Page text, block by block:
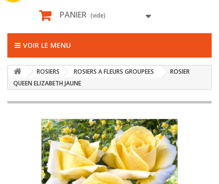
PANIER (vide)
VOIR LE MENU
ROSIERS ROSIERS A FLEURS GROUPEES
ROSIER
QUEEN ELIZABETH JAUNE